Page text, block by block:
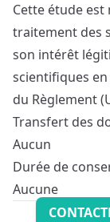
Cette étude est
traitement des
son intérêt
scientifiques
du Règlement
Transfert des
Aucun
Durée de
Aucune